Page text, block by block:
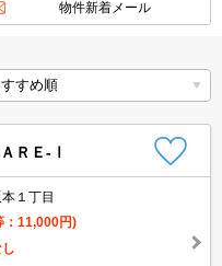
会社から
物件新着メール
ＲＥ-Ⅰ
１丁目
：11,000円)